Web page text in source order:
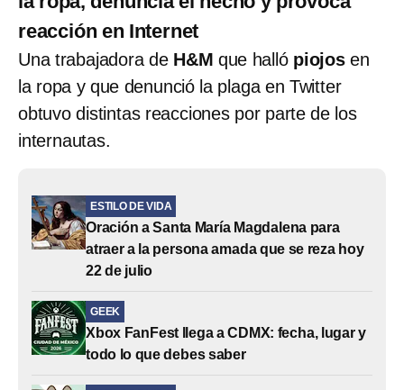
reacción en Internet
Una trabajadora de H&M que halló piojosen
la ropa y que denunció la plaga en Twitter
obtuvo distintas reacciones por parte de los
internautas.
ESTILO DE VIDA
Oración a Santa María Magdalena para
atraer a la persona amada que se reza hoy
22 de julio
GEEK
Xbox FanFest llega a CDMX: fecha, lugar y
todo lo que debes saber